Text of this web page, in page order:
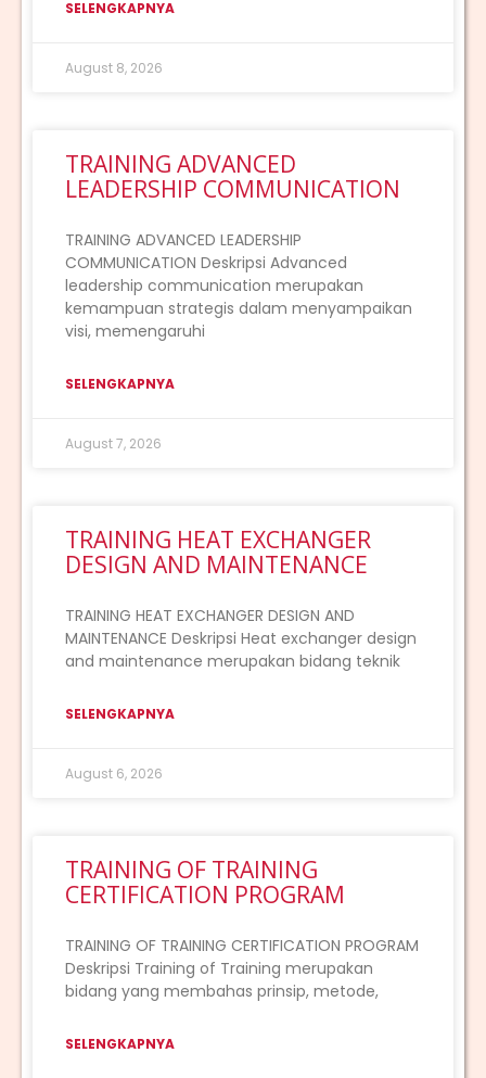
SELENGKAPNYA
August 8, 2026
TRAINING ADVANCED
LEADERSHIP COMMUNICATION
TRAINING ADVANCED LEADERSHIP
COMMUNICATION Deskripsi Advanced
leadership communication merupakan
kemampuan strategis dalam menyampaikan
visi, memengaruhi
SELENGKAPNYA
August 7, 2026
TRAINING HEAT EXCHANGER
DESIGN AND MAINTENANCE
TRAINING HEAT EXCHANGER DESIGN AND
MAINTENANCE Deskripsi Heat exchanger design
and maintenance merupakan bidang teknik
SELENGKAPNYA
August 6, 2026
TRAINING OF TRAINING
CERTIFICATION PROGRAM
TRAINING OF TRAINING CERTIFICATION PROGRAM
Deskripsi Training of Training merupakan
bidang yang membahas prinsip, metode,
SELENGKAPNYA